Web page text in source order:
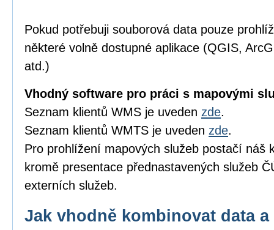
Pokud potřebuji souborová data pouze
některé volně dostupné aplikace (QGIS,
atd.)
Vhodný software pro práci s mapovými
Seznam klientů WMS je uveden zde.
Seznam klientů WMTS je uveden zde.
Pro prohlížení mapových služeb postačí náš
kromě presentace přednastavených služeb
externích služeb.
Jak vhodně kombinovat data